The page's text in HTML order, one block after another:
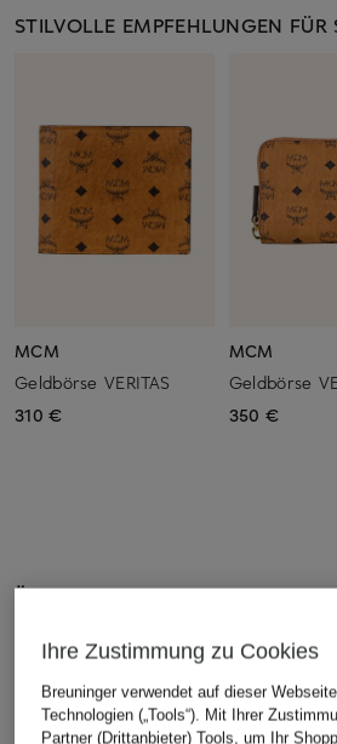
STILVOLLE EMPFEHLUNGEN FÜR
MCM
Geldbörse VERITAS
310 €
MCM
Geldbörse
350 €
ÄHNLICHE ARTIKEL ENTDECKEN
Ihre Zustimmung zu Cookies
Breuninger verwendet auf dieser
Technologien („Tools“). Mit Ihrer
Partner (Drittanbieter) Tools, um Ihr